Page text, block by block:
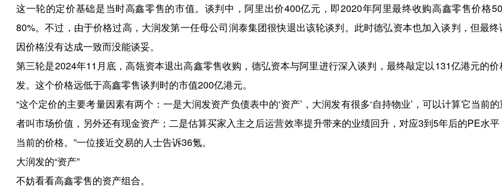
这一轮的定价基础是当时高鑫零售的市值。谈判中，阿里出价400亿元，即2020年阿里最终收购高鑫零售价格
80%。不过，由于价格过高，大润发第一任母公司润泰集团很快退出该轮谈判。此时德弘资本也加入谈判，但最
因价格没有达成一致而没能谈妥。
第三轮是2024年11月底，高瓴资本退出高鑫零售收购，德弘资本与阿里进行深入谈判，最终敲定以131亿港元的价
发。这个价格远低于高鑫零售谈判时的市值200亿港元。
“这个定价的主要考量因素有两个：一是大润发资产负债表中的‘资产’，大润发有很多‘自持物业’，可以计算它当前
者叫市场价值，另外还有现金资产；二是估算买家入主之后运营效率提升带来的业绩回升，对应3到5年后的PE水
当前的价格。”一位接近交易的人士告诉36氪。
大润发的“资产”
不妨看看高鑫零售的资产组合。